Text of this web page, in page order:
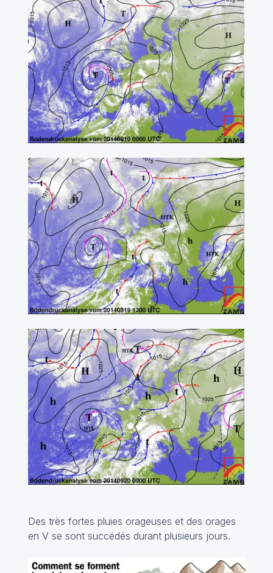
Des très fortes pluies orageuses et des orages
en V se sont succédés durant plusieurs jours.